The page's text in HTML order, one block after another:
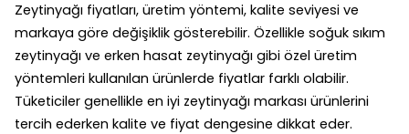
Zeytinyağı fiyatları, üretim yöntemi, kalite seviyesi ve
markaya göre değişiklik gösterebilir. Özellikle soğuk sıkım
zeytinyağı ve erken hasat zeytinyağı gibi özel üretim
yöntemleri kullanılan ürünlerde fiyatlar farklı olabilir.
Tüketiciler genellikle en iyi zeytinyağı markası ürünlerini
tercih ederken kalite ve fiyat dengesine dikkat eder.